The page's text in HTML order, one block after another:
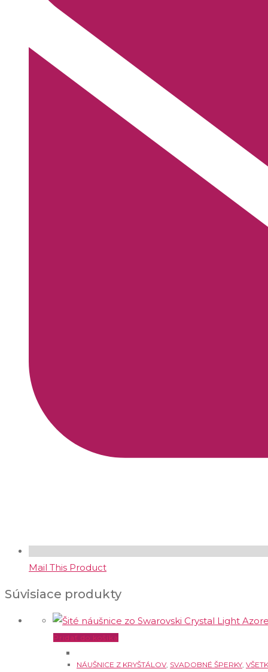
Mail This Product
Súvisiace produkty
Pridať do košíka
NÁUŠNICE Z KRYŠTÁLOV, SVADOBNÉ ŠPERKY